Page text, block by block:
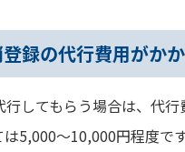
録の代行費用がか
行してもらう場合は、代
は5,000～10,000円程度で